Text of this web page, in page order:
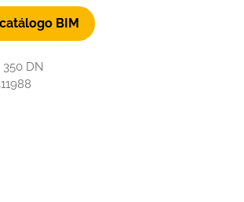
BIM
350 DN